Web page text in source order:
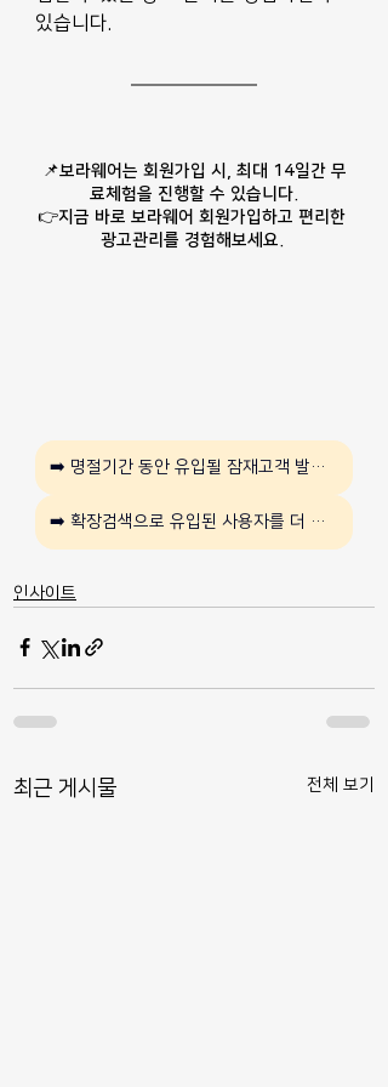
있습니다.
📌보라웨어는 회원가입 시, 최대 14일간 무
료체험을 진행할 수 있습니다.
👉지금 바로 보라웨어 회원가입하고 편리한
광고관리를 경험해보세요.
➡️ 명절기간 동안 유입될 잠재고객 발굴 방법이 자세히 알고 싶다면
➡️ 확장검색으로 유입된 사용자를 더 알아보려면
인사이트
최근 게시물 전체 보기